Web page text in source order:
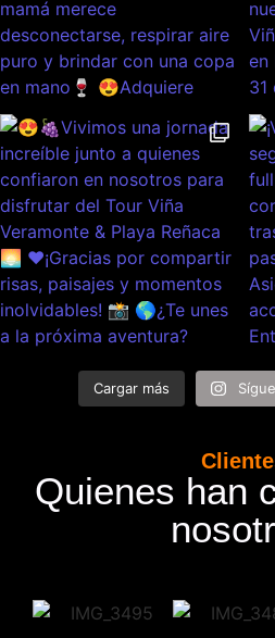
Cargar más
Quienes han